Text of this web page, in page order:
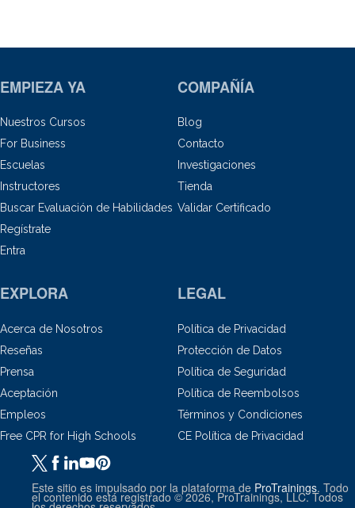
EMPIEZA YA
Nuestros Cursos
For Business
Escuelas
Instructores
Buscar Evaluación de Habilidades
Regístrate
Entra
COMPAÑÍA
Blog
Contacto
Investigaciones
Tienda
Validar Certificado
EXPLORA
Acerca de Nosotros
Reseñas
Prensa
Aceptación
Empleos
Free CPR for High Schools
LEGAL
Política de Privacidad
Protección de Datos
Política de Seguridad
Política de Reembolsos
Términos y Condiciones
CE Política de Privacidad
Este sitio es impulsado por la plataforma de ProTrainings. Todo
el contenido está registrado © 2026, ProTrainings, LLC. Todos